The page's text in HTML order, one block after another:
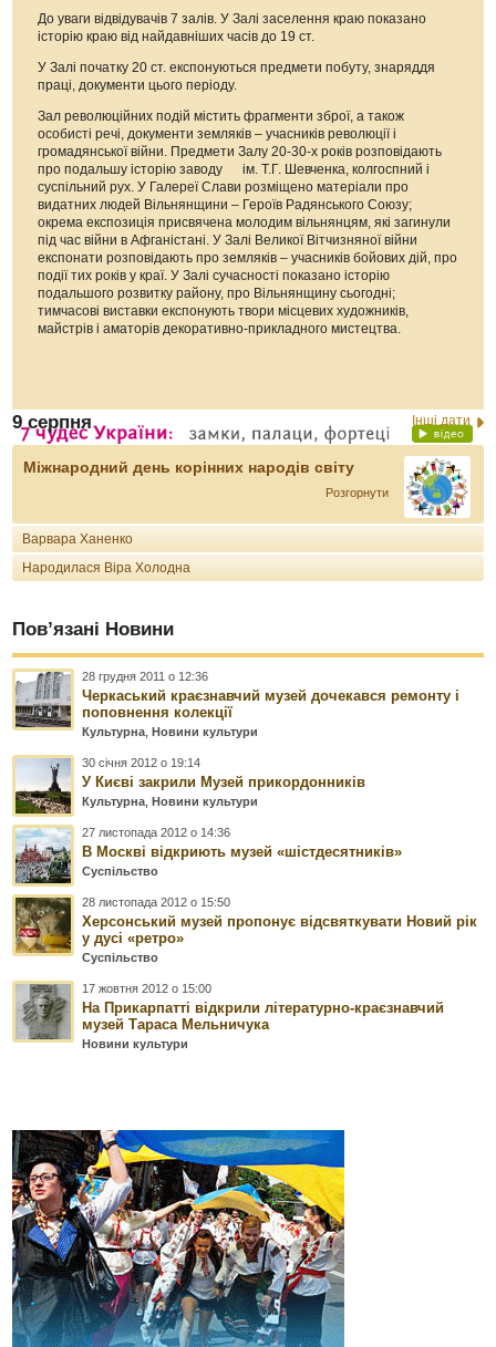
До уваги відвідувачів 7 залів. У Залі заселення краю показано
історію краю від найдавніших часів до 19 ст.
У Залі початку 20 ст. експонуються предмети побуту, знаряддя
праці, документи цього періоду.
Зал революційних подій містить фрагменти зброї, а також
особисті речі, документи земляків – учасників революції і
громадянської війни. Предмети Залу 20-30-х років розповідають
про подальшу історію заводу ім. Т.Г. Шевченка, колгоспний і
суспільний рух. У Галереї Слави розміщено матеріали про
видатних людей Вільнянщини – Героїв Радянського Союзу;
окрема експозиція присвячена молодим вільнянцям, які загинули
під час війни в Афганістані. У Залі Великої Вітчизняної війни
експонати розповідають про земляків – учасників бойових дій, про
події тих років у краї. У Залі сучасності показано історію
подальшого розвитку району, про Вільнянщину сьогодні;
тимчасові виставки експонують твори місцевих художників,
майстрів і аматорів декоративно-прикладного мистецтва.
9 серпня Інші дати
Міжнародний день корінних народів світу
Розгорнути
Варвара Ханенко
Народилася Віра Холодна
Пов’язані Новини
28 грудня 2011 о 12:36
Черкаський краєзнавчий музей дочекався ремонту і
поповнення колекції
Культурна Новини культури
30 січня 2012 о 19:14
У Києві закрили Музей прикордонників
Культурна Новини культури
27 листопада 2012 о 14:36
В Москві відкриють музей «шістдесятників»
Суспільство
28 листопада 2012 о 15:50
Херсонський музей пропонує відсвяткувати Новий рік
у дусі «ретро»
Суспільство
17 жовтня 2012 о 15:00
На Прикарпатті відкрили літературно-краєзнавчий
музей Тараса Мельничука
Новини культури